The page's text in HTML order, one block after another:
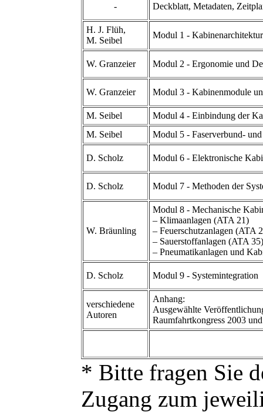
- Deckblatt, Metadaten,
H. J. Flüh,
M. Seibel
Modul 1 -
W. Granzeier Modul 2 - Ergonomie und
W. Granzeier Modul 3 - Kabinenmodule
M. Seibel
Modul 4 - Einbindung der
M. Seibel
Modul 5 - Faserverbund-
D. Scholz Modul 6 - Elektronische
D. Scholz Modul 7 - Methoden der
W. Bräunling
Modul 8 - Mechanische
– Klimaanlagen (ATA 21)
– Feuerschutzanlagen (ATA
– Sauerstoffanlagen (ATA 35)
– Pneumatikanlagen und
D. Scholz Modul 9 - Systemintegration
verschiedene
Autoren
Anhang:
Ausgewählte
Raumfahrtkongress 2003
* Bitte fragen Sie
Zugang zum